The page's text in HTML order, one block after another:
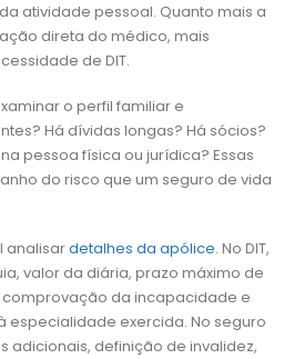
atividade pessoal. Quanto mais a
direta do médico, mais
de DIT.
o perfil familiar e
Há dívidas longas? Há sócios?
pessoa física ou jurídica? Essas
do risco que um seguro de vida
analisardetalhes da apólice. No DIT,
valor da diária, prazo máximo de
da incapacidade e
especialidade exercida. No seguro
adicionais, definição de invalidez,